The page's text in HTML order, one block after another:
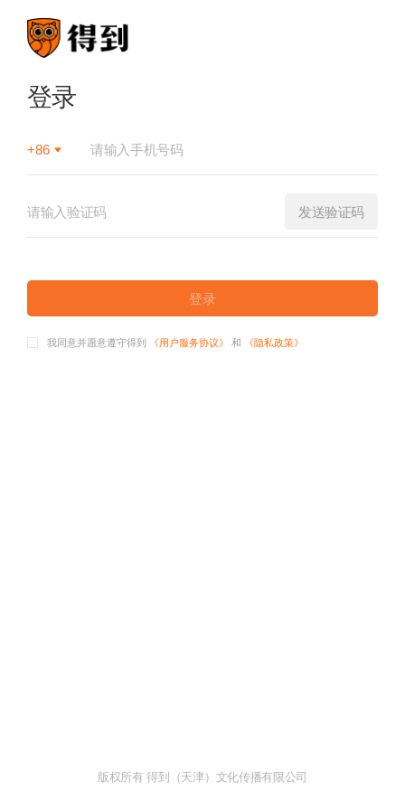
登录
+86
发送验证码
登录
我同意并愿意遵守得到 《用户服务协议》 和 《隐私政策》
版权所有 得到（天津）文化传播有限公司